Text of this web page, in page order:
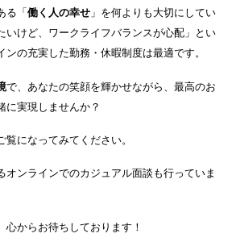
る「 働く人の幸せ 」を何よりも大切にしてい
いけど、ワークライフバランスが心配」とい
ンの充実した勤務・休暇制度は最適です。
で、あなたの笑顔を輝かせながら、最高のお
に実現しませんか？
になってみてください。
オンラインでのカジュアル面談も行っていま
心からお待ちしております！